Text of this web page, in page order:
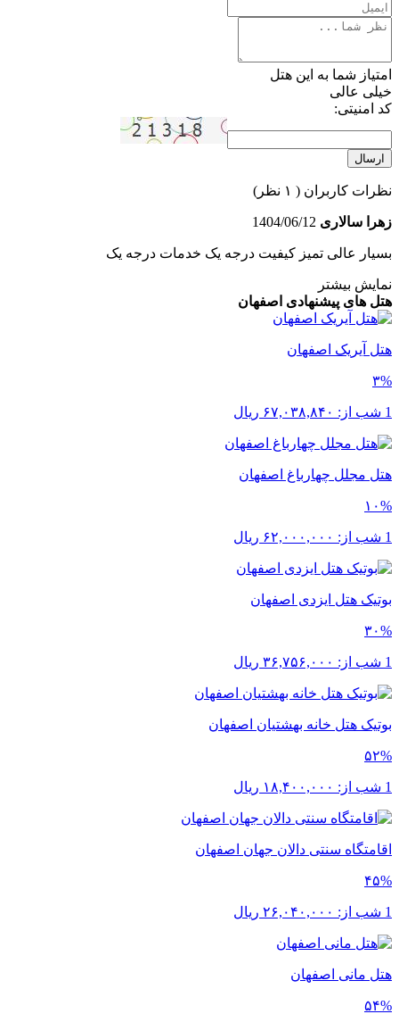
امتیاز شما به این هتل
خیلی عالی
کد امنیتی:
ارسال
نظرات کاربران ( ۱ نظر)
زهرا سالاری 1404/06/12
بسیار عالی تمیز کیفیت درجه یک خدمات درجه یک
نمایش بیشتر
هتل های پیشنهادی اصفهان
هتل آیریک اصفهان
۳%
1 شب از: ۶۷,۰۳۸,۸۴۰ ریال
هتل مجلل چهارباغ اصفهان
۱۰%
1 شب از: ۶۲,۰۰۰,۰۰۰ ریال
بوتیک هتل ایزدی اصفهان
۳۰%
1 شب از: ۳۶,۷۵۶,۰۰۰ ریال
بوتیک هتل خانه بهشتیان اصفهان
۵۲%
1 شب از: ۱۸,۴۰۰,۰۰۰ ریال
اقامتگاه سنتی دالان جهان اصفهان
۴۵%
1 شب از: ۲۶,۰۴۰,۰۰۰ ریال
هتل مانی اصفهان
۵۴%